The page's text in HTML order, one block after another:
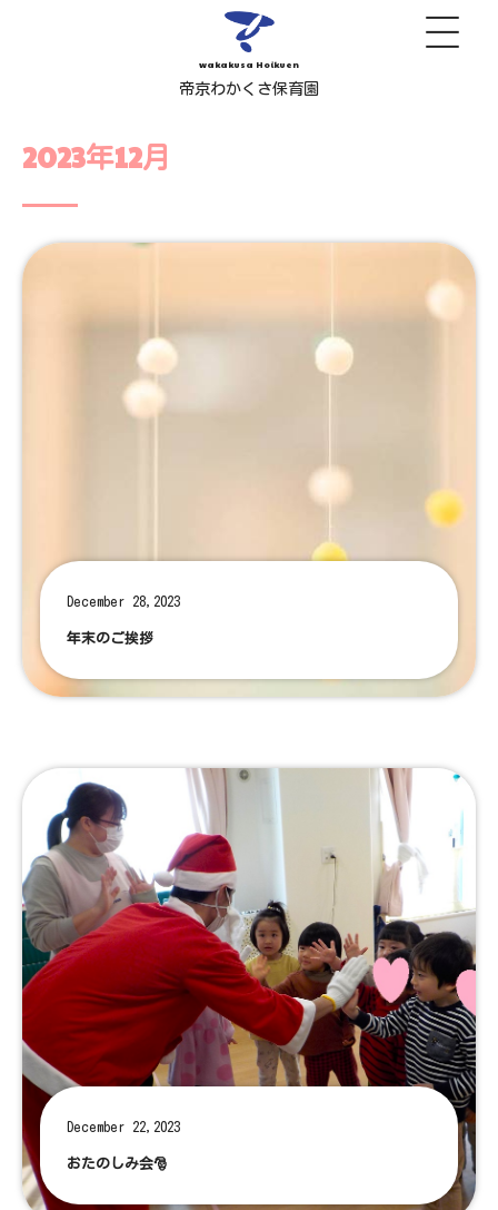
wakakusa Hoikuen
帝京わかくさ保育園
2023年12月
December 28,2023
年末のご挨拶
December 22,2023
おたのしみ会🎅